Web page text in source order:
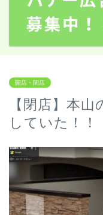
開店・閉店
【閉店】本
していた！！